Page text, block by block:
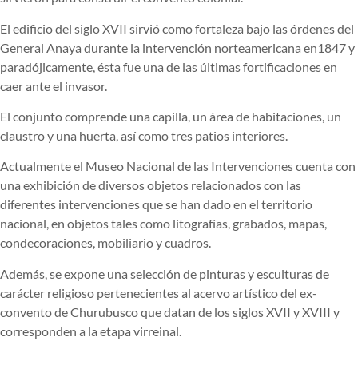
El edificio del siglo XVII sirvió como fortaleza bajo las órdenes del
General Anaya durante la intervención norteamericana en1847 y
paradójicamente, ésta fue una de las últimas fortificaciones en
caer ante el invasor.
El conjunto comprende una capilla, un área de habitaciones, un
claustro y una huerta, así como tres patios interiores.
Actualmente el Museo Nacional de las Intervenciones cuenta con
una exhibición de diversos objetos relacionados con las
diferentes intervenciones que se han dado en el territorio
nacional, en objetos tales como litografías, grabados, mapas,
condecoraciones, mobiliario y cuadros.
Además, se expone una selección de pinturas y esculturas de
carácter religioso pertenecientes al acervo artístico del ex-
convento de Churubusco que datan de los siglos XVII y XVIII y
corresponden a la etapa virreinal.